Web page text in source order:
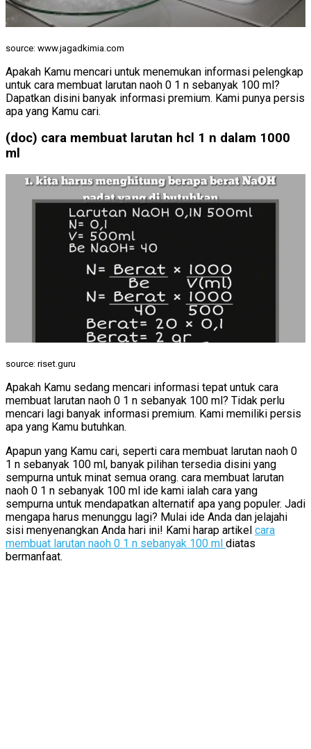
source: www.jagadkimia.com
Apakah Kamu mencari untuk menemukan informasi pelengkap
untuk cara membuat larutan naoh 0 1 n sebanyak 100 ml?
Dapatkan disini banyak informasi premium. Kami punya persis
apa yang Kamu cari.
(doc) cara membuat larutan hcl 1 n dalam 1000
ml
source: riset.guru
Apakah Kamu sedang mencari informasi tepat untuk cara
membuat larutan naoh 0 1 n sebanyak 100 ml? Tidak perlu
mencari lagi banyak informasi premium. Kami memiliki persis
apa yang Kamu butuhkan.
Apapun yang Kamu cari, seperti cara membuat larutan naoh 0
1 n sebanyak 100 ml, banyak pilihan tersedia disini yang
sempurna untuk minat semua orang. cara membuat larutan
naoh 0 1 n sebanyak 100 ml ide kami ialah cara yang
sempurna untuk mendapatkan alternatif apa yang populer. Jadi
mengapa harus menunggu lagi? Mulai ide Anda dan jelajahi
sisi menyenangkan Anda hari ini! Kami harap artikel cara
membuat larutan naoh 0 1 n sebanyak 100 ml diatas
bermanfaat.